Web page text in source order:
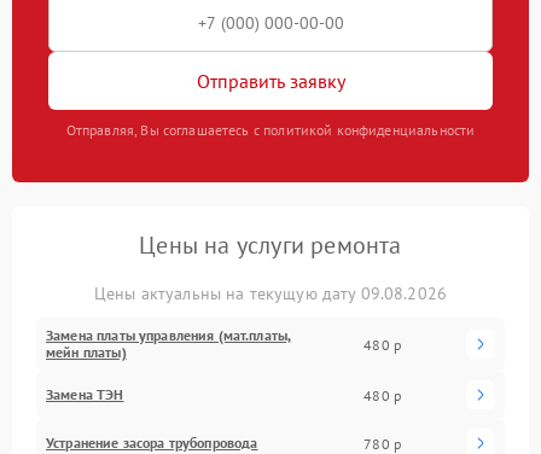
Отправить заявку
Отправляя, Вы соглашаетесь с политикой конфиденциальности
Цены на услуги ремонта
Цены актуальны на текущую дату 09.08.2026
Замена платы управления (мат.платы,
мейн платы)
480 р
Замена ТЭН 480 р
Устранение засора трубопровода 780 р